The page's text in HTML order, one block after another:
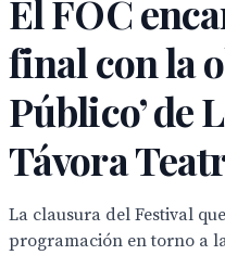
El FOC
final con la
Público’ de
Távora
La clausura del Festival
programación en torno a